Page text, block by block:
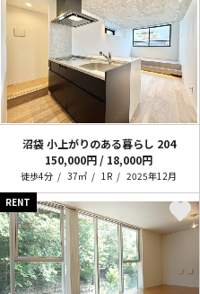
沼袋 小上がりのある暮らし 204
150,000円 / 18,000円
徒歩4分 37㎡ 1R
2025年12月
RENT